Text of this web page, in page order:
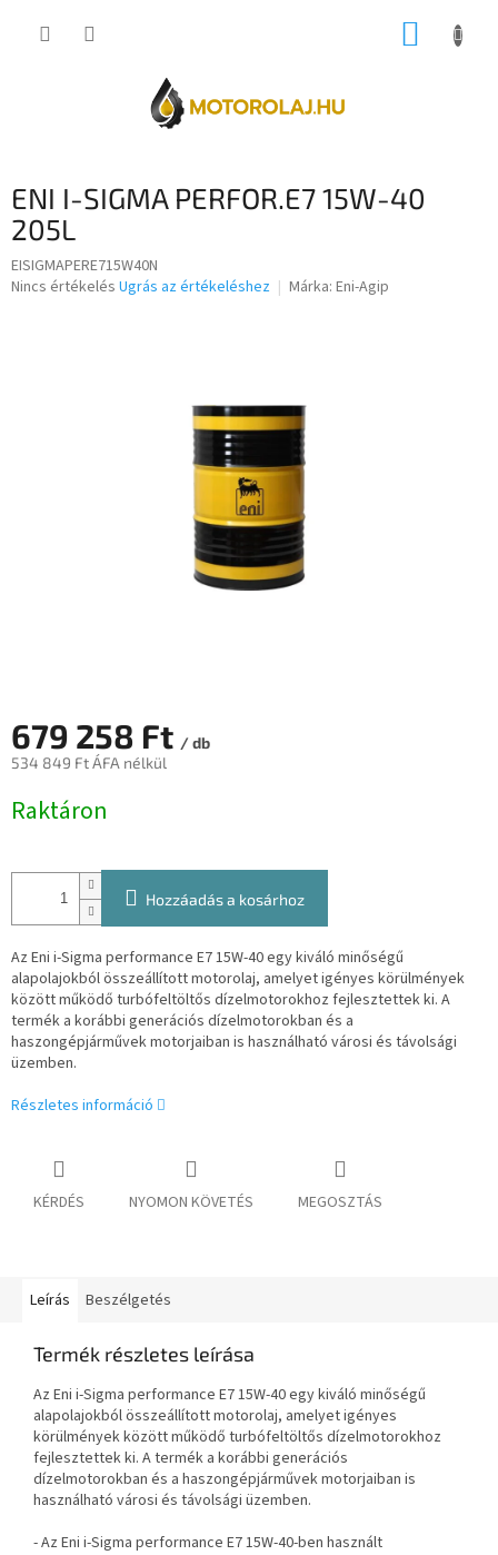
KOSÁR
ENI I-SIGMA PERFOR.E7 15W-40
205L
EISIGMAPERE715W40N
A
Nincs értékelés Ugrás az értékeléshez Márka: Eni-Agip
679 258 Ft / db
534 849 Ft ÁFA nélkül
Raktáron
Hozzáadás a kosárhoz
Az Eni i-Sigma performance E7 15W-40 egy kiváló minőségű
alapolajokból összeállított motorolaj, amelyet igényes körülmények
között működő turbófeltöltős dízelmotorokhoz fejlesztettek ki. A
termék a korábbi generációs dízelmotorokban és a
haszongépjárművek motorjaiban is használható városi és távolsági
üzemben.
Részletes információ
KÉRDÉS NYOMON KÖVETÉS MEGOSZTÁS
Leírás Beszélgetés
Termék részletes leírása
Az Eni i-Sigma performance E7 15W-40 egy kiváló minőségű
alapolajokból összeállított motorolaj, amelyet igényes
körülmények között működő turbófeltöltős dízelmotorokhoz
fejlesztettek ki. A termék a korábbi generációs
dízelmotorokban és a haszongépjárművek motorjaiban is
használható városi és távolsági üzemben.
- Az Eni i-Sigma performance E7 15W-40-ben használt